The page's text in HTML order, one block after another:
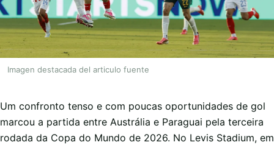
Imagen destacada del articulo fuente
Um confronto tenso e com poucas oportunidades de gol
marcou a partida entre Austrália e Paraguai pela terceira
rodada da Copa do Mundo de 2026. No Levis Stadium, em